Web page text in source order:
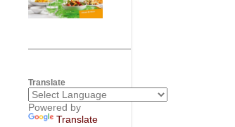
Translate
Powered by
Translate